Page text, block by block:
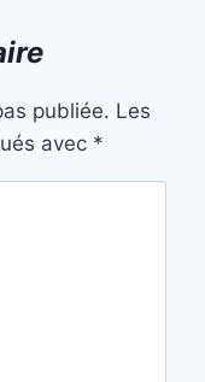
publiée. Les
avec *